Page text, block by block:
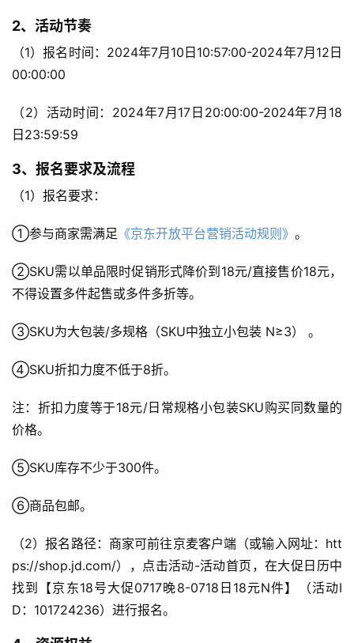
2、活动节奏
（1）报名时间：2024年7月10日10:57:00-2024年7月12日
00:00:00
（2）活动时间：2024年7月17日20:00:00-2024年7月18
日23:59:59
3、报名要求及流程
（1）报名要求：
①参与商家需满足 《京东开放平台营销活动规则》 。
②SKU需以单品限时促销形式降价到18元/直接售价18元，
不得设置多件起售或多件多折等。
③SKU为大包装/多规格（SKU中独立小包装 N≥3） 。
④SKU折扣力度不低于8折。
注：折扣力度等于18元/日常规格小包装SKU购买同数量的
价格。
⑤SKU库存不少于300件。
⑥商品包邮。
（2）报名路径：商家可前往京麦客户端（或输入网址：htt
ps://shop.jd.com/），点击活动-活动首页，在大促日历中
找到【京东18号大促0717晚8-0718日18元N件】（活动I
D：101724236）进行报名。